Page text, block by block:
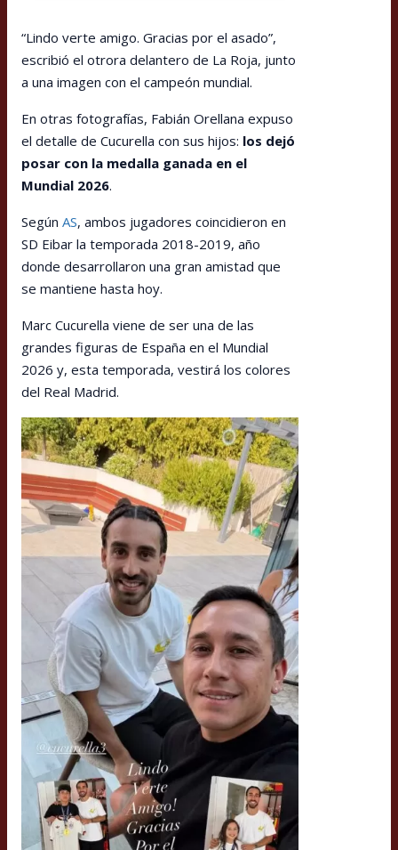
“Lindo verte amigo. Gracias por el asado”,
escribió el otrora delantero de La Roja, junto
a una imagen con el campeón mundial.
En otras fotografías, Fabián Orellana expuso
el detalle de Cucurella con sus hijos: los dejó
posar con la medalla ganada en el
Mundial 2026.
Según AS, ambos jugadores coincidieron en
SD Eibar la temporada 2018-2019, año
donde desarrollaron una gran amistad que
se mantiene hasta hoy.
Marc Cucurella viene de ser una de las
grandes figuras de España en el Mundial
2026 y, esta temporada, vestirá los colores
del Real Madrid.